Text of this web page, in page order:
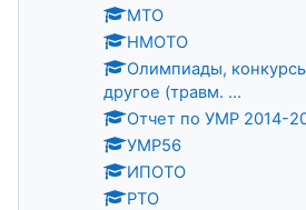
МТО
НМОТО
Олимпиады,
другое (травм. ...
Отчет по УМР 2014-
УМР56
ИПОТО
РТО